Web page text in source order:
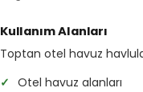
Kullanım Alanları
Toptan otel havuz
✓
Otel havuz alanları